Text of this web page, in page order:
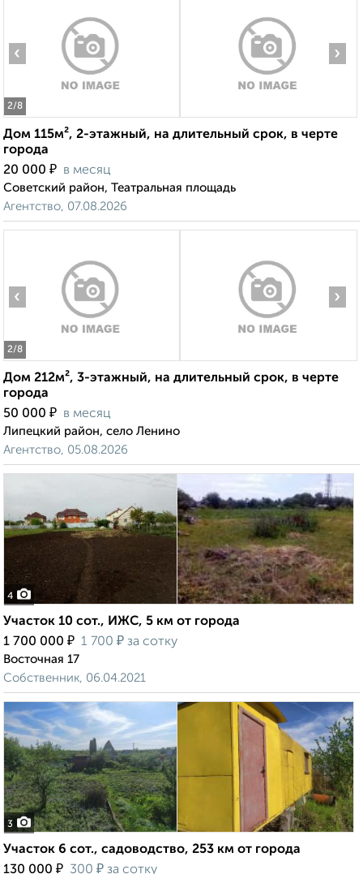
2/8
‹ ›
Дом 115м², 2-этажный, на длительный срок, в черте
города
20 000 ₽ в месяц
Советский район, Театральная площадь
Агентство, 07.08.2026
2/8
‹ ›
Дом 212м², 3-этажный, на длительный срок, в черте
города
50 000 ₽ в месяц
Липецкий район, село Ленино
Агентство, 05.08.2026
4
Участок 10 сот., ИЖС, 5 км от города
1 700 000 ₽ 1 700 ₽ за сотку
Восточная 17
Собственник, 06.04.2021
3
Участок 6 сот., садоводство, 253 км от города
130 000 ₽ 300 ₽ за сотку